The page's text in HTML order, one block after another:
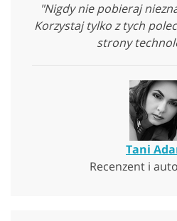
"Nigdy nie pobieraj
Korzystaj tylko z tych
strony
Tani
Recenzent i